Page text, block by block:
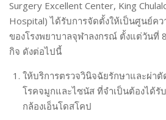
Surgery Excellent Center, King
Hospital) ได้รับการจัดตั้งให้เป็นศูนย์ค
ของโรงพยาบาลจุฬาลงกรณ์ ตั้งแต่วันที่
กิจ ดังต่อไปนี้
ให้บริการตรวจวินิจฉัยรักษาและผ่า
โรคจมูกและไซนัส ที่จำเป็นต้องได้รั
กล้องเอ็นโดสโคป